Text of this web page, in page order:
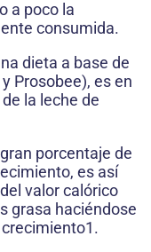
a poco la
consumida.
dieta a base de
Prosobee), es en
la leche de
porcentaje de
es así
valor calórico
grasa haciéndose